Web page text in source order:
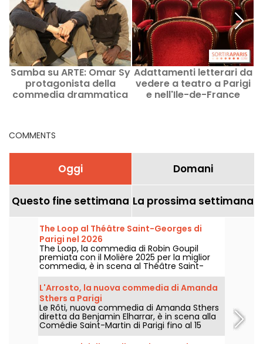
Samba su ARTE: Omar Sy
protagonista della
commedia drammatica
Adattamenti letterari da
vedere a teatro a Parigi
e nell'Ile-de-France
COMMENTS
Oggi Domani
Questo fine settimana La prossima settimana
The Loop al Théâtre Saint-Georges di
Parigi nel 2026
The Loop, la commedia di Robin Goupil
premiata con il Molière 2025 per la miglior
commedia, è in scena al Théâtre Saint-
Georges di Parigi fino al 15 novembre 2026.
L'Arrosto, la nuova commedia di Amanda
Sthers a Parigi
Le Rôti, nuova commedia di Amanda Sthers
diretta da Benjamin Elharrar, è in scena alla
Comédie Saint-Martin di Parigi fino al 15
ottobre 2026.